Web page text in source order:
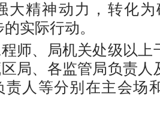
大精神动力，转化为
实际行动。
、局机关处级以上
局、各监管局负责人
责人等分别在主会场